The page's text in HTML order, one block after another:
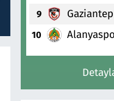
9
10